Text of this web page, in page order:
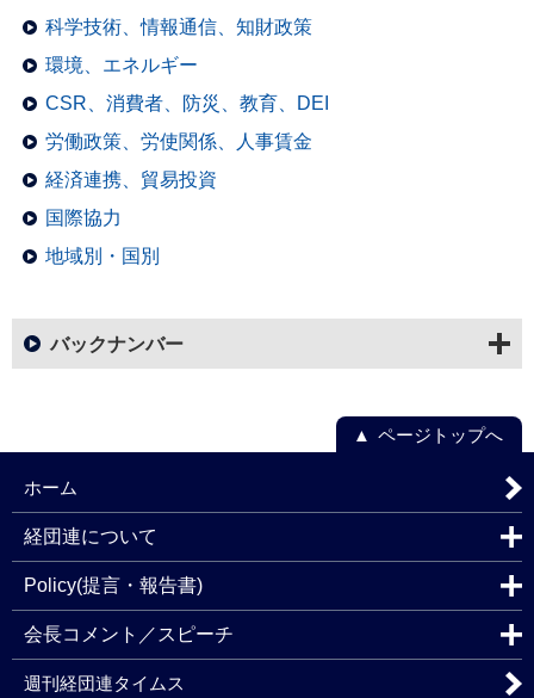
科学技術、情報通信、知財政策
環境、エネルギー
CSR、消費者、防災、教育、DEI
労働政策、労使関係、人事賃金
経済連携、貿易投資
国際協力
地域別・国別
バックナンバー
ページトップへ
ホーム
経団連について
Policy(提言・報告書)
会長コメント／スピーチ
週刊経団連タイムス